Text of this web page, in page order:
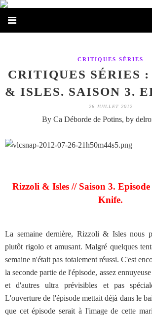
CRITIQUES SÉRIES
CRITIQUES SÉRIES
& ISLES. SAISON 3.
26 JUILLET 2012
By Ca Déborde de Potins, by
Rizzoli & Isles // Saison 3.
Knife.
La semaine dernière, Rizzoli & Isles nous
plutôt rigolo et amusant. Malgré quelques
semaine n'était pas totalement réussi. C'est
la seconde partie de l'épisode, assez
et d'autres ultra prévisibles et pas
L'ouverture de l'épisode mettait déjà dans le
que cet épisode serait à l'image de cette